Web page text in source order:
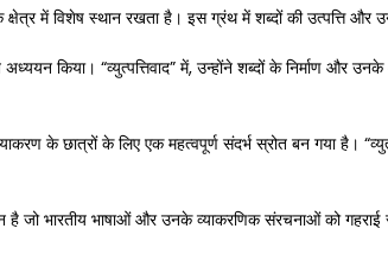
क्षेत्र में विशेष स्थान रखता है। इस ग्रंथ में शब्दों की उत्पत्ति और
किया। “व्युत्पत्तिवाद” में, उन्होंने शब्दों के निर्माण और
के छात्रों के लिए एक महत्वपूर्ण संदर्भ स्रोत बन गया है।
है जो भारतीय भाषाओं और उनके व्याकरणिक संरचनाओं को